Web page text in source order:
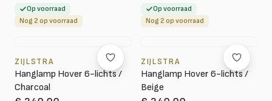
Op voorraad
Nog 2 op voorraad
Op voorraad
Nog 2 op voorraad
ZIJLSTRA
Hanglamp Hover 6-lichts /
Charcoal
ZIJLSTRA
Hanglamp Hover 6-lichts /
Beige